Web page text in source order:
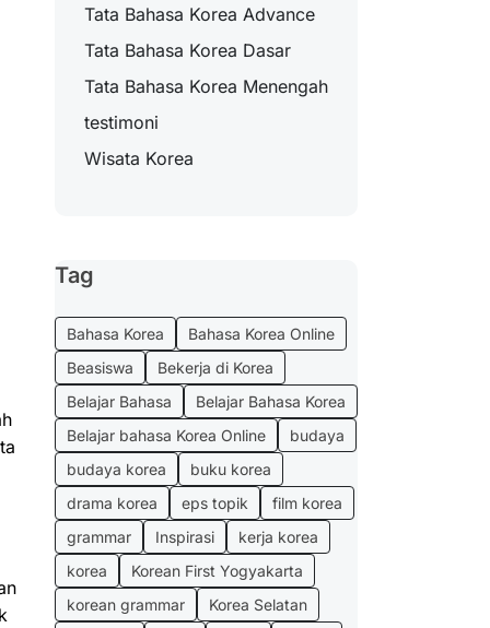
Tata Bahasa Korea Advance
Tata Bahasa Korea Dasar
Tata Bahasa Korea Menengah
testimoni
Wisata Korea
Tag
Bahasa Korea
Bahasa Korea Online
Beasiswa
Bekerja di Korea
Belajar Bahasa
Belajar Bahasa Korea
Belajar bahasa Korea Online
budaya
budaya korea
buku korea
drama korea
eps topik
film korea
grammar
Inspirasi
kerja korea
korea
Korean First Yogyakarta
korean grammar
Korea Selatan